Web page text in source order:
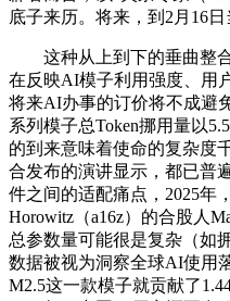
底子来历。将来，到2月16日
这种从上到下的垂曲整合
在反映AI模子利用强度、用
将来AI办事的订价将不成避
系列模子总Token挪用量以
的到来意味着使命的复杂度
合发布的演讲显示，都已普
件之间的适配痛点，2025年
Horowitz（a16z）的合股人
总参数量可能很是复杂（如
数据被视为洞察全球AI使用
M2.5这一款模子就贡献了